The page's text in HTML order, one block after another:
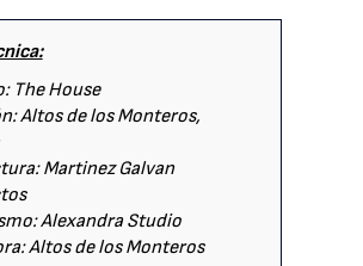
The House
Altos de los Monteros,
Martinez Galvan
Alexandra Studio
Altos de los Monteros